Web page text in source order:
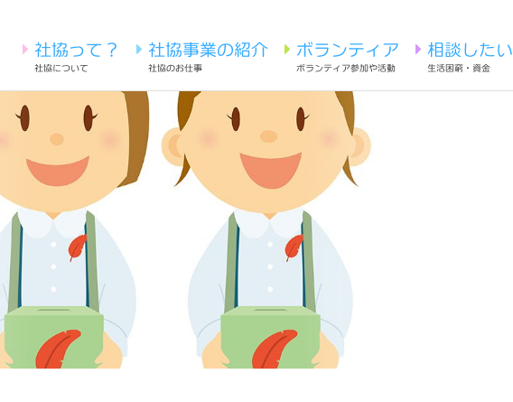
社協って？
社協について
社協事業の紹介
社協のお仕事
ボランティア
ボランティア参加や活動
相談したい
生活困窮・資金